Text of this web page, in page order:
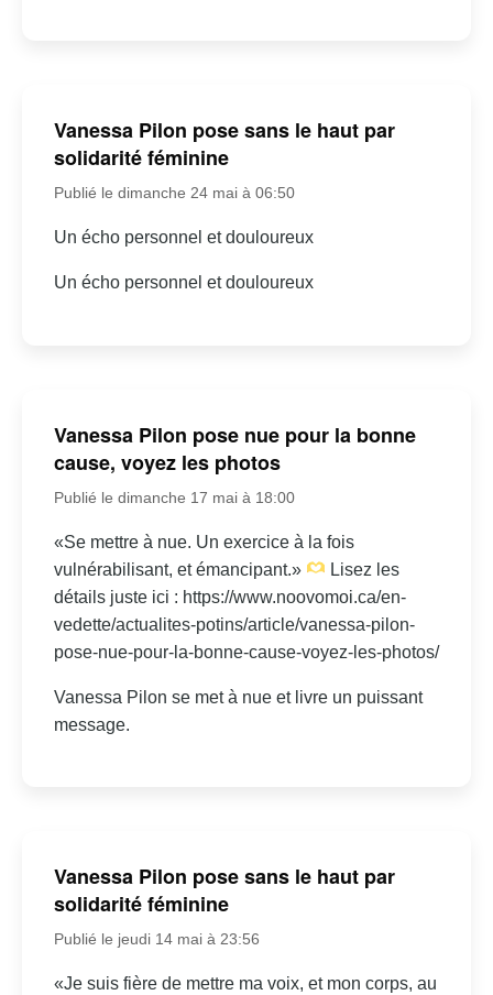
Vanessa Pilon pose sans le haut par
solidarité féminine
Publié le dimanche 24 mai à 06:50
Un écho personnel et douloureux
Un écho personnel et douloureux
Vanessa Pilon pose nue pour la bonne
cause, voyez les photos
Publié le dimanche 17 mai à 18:00
«Se mettre à nue. Un exercice à la fois
vulnérabilisant, et émancipant.»
Lisez les
détails juste ici : https://www.noovomoi.ca/en-
vedette/actualites-potins/article/vanessa-pilon-
pose-nue-pour-la-bonne-cause-voyez-les-photos/
Vanessa Pilon se met à nue et livre un puissant
message.
Vanessa Pilon pose sans le haut par
solidarité féminine
Publié le jeudi 14 mai à 23:56
«Je suis fière de mettre ma voix, et mon corps, au